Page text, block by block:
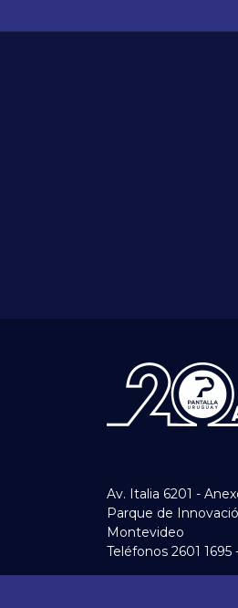
Av. Italia 6201 -
Parque de
Montevideo
Teléfonos 2601